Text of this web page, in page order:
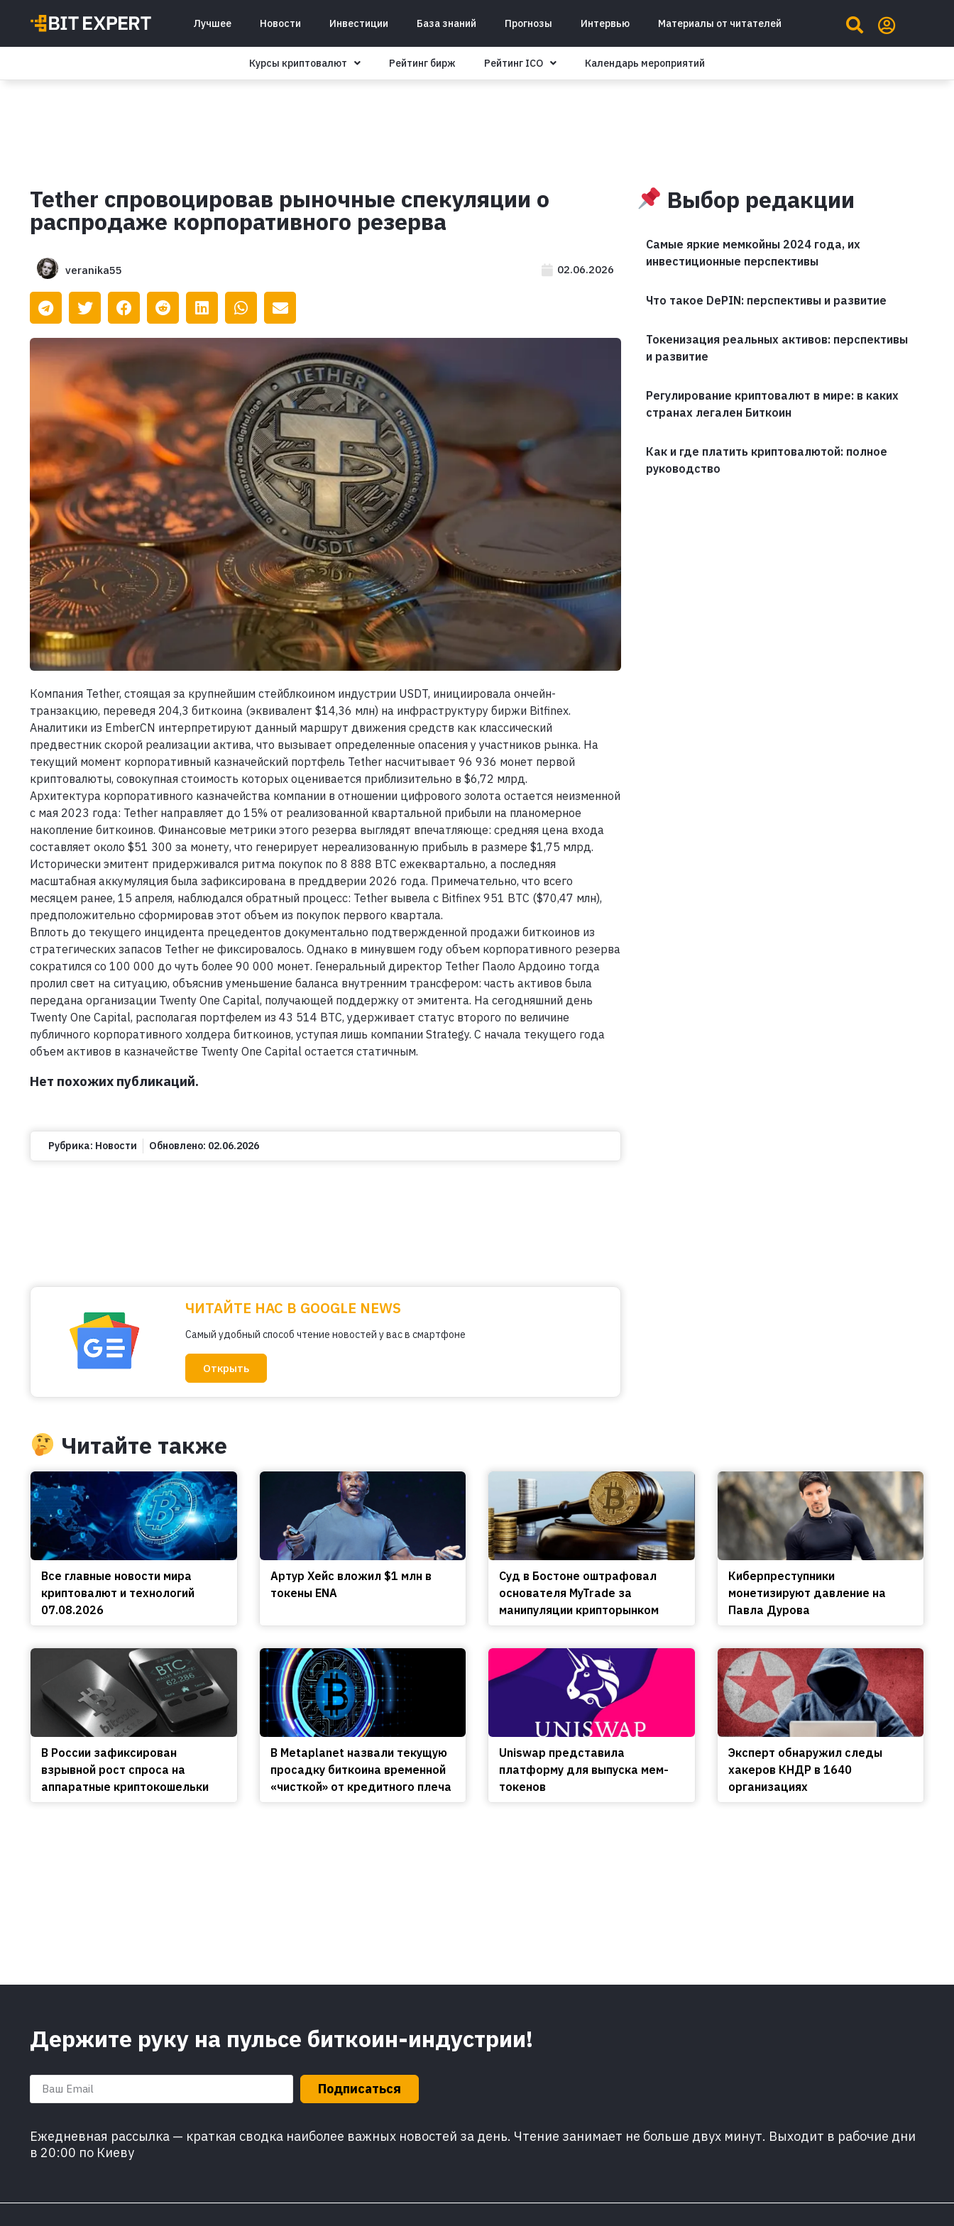
Лучшее Новости Инвестиции База знаний Прогнозы Интервью Материалы от читателей
Курсы криптовалют Рейтинг бирж Рейтинг ICO Календарь мероприятий
Tether спровоцировав рыночные спекуляции о
распродаже корпоративного резерва
veranika55 02.06.2026
Компания Tether, стоящая за крупнейшим стейблкоином индустрии USDT, инициировала ончейн-
транзакцию, переведя 204,3 биткоина (эквивалент $14,36 млн) на инфраструктуру биржи Bitfinex.
Аналитики из EmberCN интерпретируют данный маршрут движения средств как классический
предвестник скорой реализации актива, что вызывает определенные опасения у участников рынка. На
текущий момент корпоративный казначейский портфель Tether насчитывает 96 936 монет первой
криптовалюты, совокупная стоимость которых оценивается приблизительно в $6,72 млрд.
Архитектура корпоративного казначейства компании в отношении цифрового золота остается неизменной
с мая 2023 года: Tether направляет до 15% от реализованной квартальной прибыли на планомерное
накопление биткоинов. Финансовые метрики этого резерва выглядят впечатляюще: средняя цена входа
составляет около $51 300 за монету, что генерирует нереализованную прибыль в размере $1,75 млрд.
Исторически эмитент придерживался ритма покупок по 8 888 BTC ежеквартально, а последняя
масштабная аккумуляция была зафиксирована в преддверии 2026 года. Примечательно, что всего
месяцем ранее, 15 апреля, наблюдался обратный процесс: Tether вывела с Bitfinex 951 BTC ($70,47 млн),
предположительно сформировав этот объем из покупок первого квартала.
Вплоть до текущего инцидента прецедентов документально подтвержденной продажи биткоинов из
стратегических запасов Tether не фиксировалось. Однако в минувшем году объем корпоративного резерва
сократился со 100 000 до чуть более 90 000 монет. Генеральный директор Tether Паоло Ардоино тогда
пролил свет на ситуацию, объяснив уменьшение баланса внутренним трансфером: часть активов была
передана организации Twenty One Capital, получающей поддержку от эмитента. На сегодняшний день
Twenty One Capital, располагая портфелем из 43 514 BTC, удерживает статус второго по величине
публичного корпоративного холдера биткоинов, уступая лишь компании Strategy. С начала текущего года
объем активов в казначействе Twenty One Capital остается статичным.
Нет похожих публикаций.
Рубрика: Новости Обновлено: 02.06.2026
ЧИТАЙТЕ НАС В GOOGLE NEWS
Самый удобный способ чтение новостей у вас в смартфоне
Открыть
Выбор редакции
Самые яркие мемкойны 2024 года, их
инвестиционные перспективы
Что такое DePIN: перспективы и развитие
Токенизация реальных активов: перспективы
и развитие
Регулирование криптовалют в мире: в каких
странах легален Биткоин
Как и где платить криптовалютой: полное
руководство
Читайте также
Все главные новости мира
криптовалют и технологий
07.08.2026
Артур Хейс вложил $1 млн в
токены ENA
Cуд в Бостоне оштрафовал
основателя MyTrade за
манипуляции крипторынком
Киберпреступники
монетизируют давление на
Павла Дурова
В России зафиксирован
взрывной рост спроса на
аппаратные криптокошельки
В Metaplanet назвали текущую
просадку биткоина временной
«чисткой» от кредитного плеча
Uniswap представила
платформу для выпуска мем-
токенов
Эксперт обнаружил следы
хакеров КНДР в 1640
организациях
Держите руку на пульсе биткоин-индустрии!
Подписаться
Ежедневная рассылка — краткая сводка наиболее важных новостей за день. Чтение занимает не больше двух минут. Выходит в рабочие дни
в 20:00 по Киеву